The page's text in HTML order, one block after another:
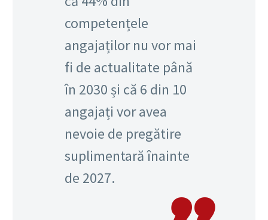
competențele
angajaților nu vor mai
fi de actualitate până
în 2030 și că 6 din 10
angajați vor avea
nevoie de pregătire
suplimentară înainte
de 2027.